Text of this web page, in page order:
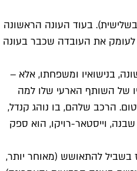
בעוד העונה הראשונה
לעומק את העובדה שכבר בעונה
בנישואיו ומשפחתו, אלא –
של השותף הארעי שלו למה
הרכב שלהם, בו נוהג קנדל,
וייסטאר-רויקו, הוא ספק
בשביל להתאושש (מאוחר יותר,